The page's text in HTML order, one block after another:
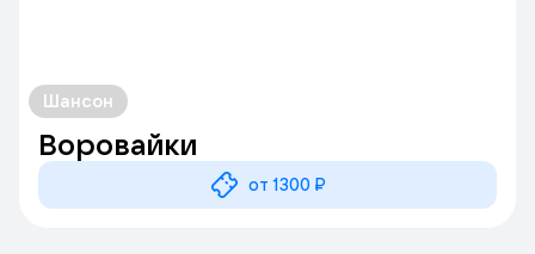
Шансон
Воровайки
от 1300 ₽